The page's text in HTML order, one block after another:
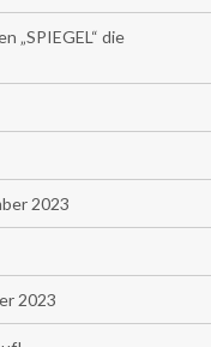
„SPIEGEL“ die
2023
2023